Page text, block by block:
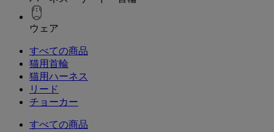
ウェア
すべての商品
猫用首輪
猫用ハーネス
リード
チョーカー
すべての商品